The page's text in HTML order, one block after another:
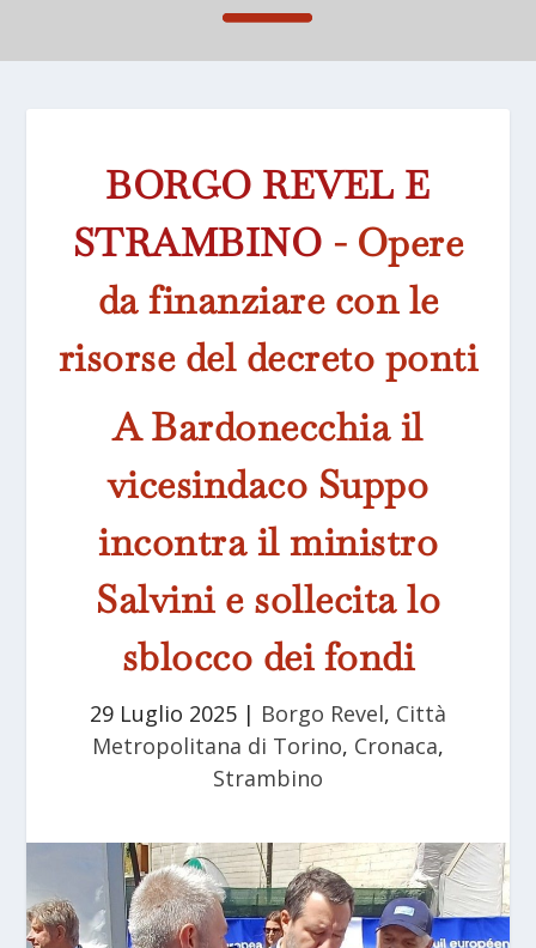
BORGO REVEL E
STRAMBINO - Opere
da finanziare con le
risorse del decreto ponti
A Bardonecchia il
vicesindaco Suppo
incontra il ministro
Salvini e sollecita lo
sblocco dei fondi
29 Luglio 2025 | Borgo Revel, Città
Metropolitana di Torino, Cronaca,
Strambino